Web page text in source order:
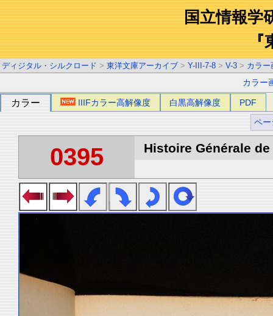
国立情報学
『
ディジタル・シルクロード > 東洋文庫アーカイブ > Y-III-7-8 > V-3 > カラー
カラー
カラー IIIFカラー高解像度 白黒高解像度 PDF
ペー
0395 Histoire Générale